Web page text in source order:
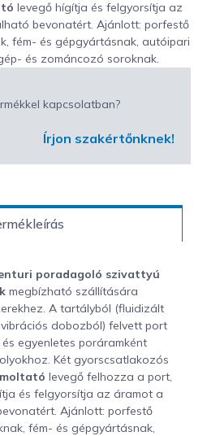
levegő hígítja és felgyorsítja az
bevonatért. Ajánlott: porfestő
fém- és gépgyártásnak, autóipari
és zománcozó soroknak.
kapcsolatban?
Írjon szakértőnknek!
poradagoló szivattyú
megbízható szállítására
A tartályból (fluidizált
dobozból) felvett port
egyenletes poráramként
Két gyorscsatlakozós
levegő felhozza a port,
és felgyorsítja az áramot a
Ajánlott: porfestő
fém- és gépgyártásnak,